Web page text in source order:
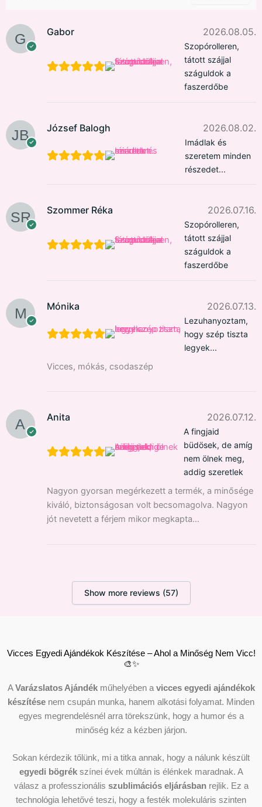
Gabor 2026.08.05.
Szopórolleren,
tátott szájjal
száguldok a
faszerdőbe
József Balogh 2026.08.02.
Imádlak és
szeretem minden
részedet...
Szommer Réka 2026.07.16.
Szopórolleren,
tátott szájjal
száguldok a
faszerdőbe
Mónika 2026.07.13.
Lezuhanyoztam,
hogy szép tiszta
legyek...
Vicces, mókás, csodaszép
Anita 2026.07.12.
A fingjaid
büdösek, de amíg
nem ölnek meg,
addig szeretlek
Nagyon gyorsan megérkezett a termék, a minősége
kiváló, biztonságosan volt becsomagolva. Nagyon
jót nevetett a férjem mikor megkapta…
Show more reviews (57)
Vicces Egyedi Ajándékok Készítése – Ahol a Minőség Nem Vicc!
🎨✨
AVarázslatos Ajándékműhelyében a vicces egyedi ajándékok
készítése nem csupán munka, hanem alkotási folyamat. Minden
egyes megrendelésnél arra törekszünk, hogy a humor és a
minőség kéz a kézben járjon.
Sokan kérdezik tőlünk, mi a titka annak, hogy a nálunk készült
egyedi bögrékszínei évek múltán is élénkek maradnak. A
válasz a professzionális szublimációs eljárásbanrejlik. Ez a
technológia lehetővé teszi, hogy a festék molekuláris szinten